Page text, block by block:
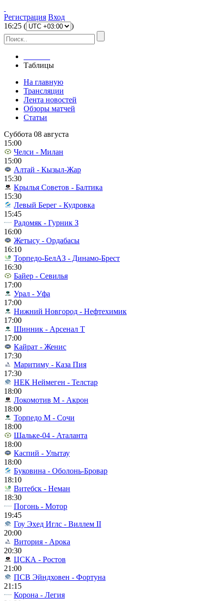
Регистрация Вход
16:25 ( )
Таблицы
На главную
Трансляции
Лента новостей
Обзоры матчей
Статьи
Суббота 08 августа
15:00
Челси - Милан
15:00
Алтай - Кызыл-Жар
15:30
Крылья Советов - Балтика
15:30
Левый Берег - Кудровка
15:45
Радомяк - Гурник З
16:00
Жетысу - Ордабасы
16:10
Торпедо-БелАЗ - Динамо-Брест
16:30
Байер - Севилья
17:00
Урал - Уфа
17:00
Нижний Новгород - Нефтехимик
17:00
Шинник - Арсенал Т
17:00
Кайрат - Женис
17:30
Маритиму - Каза Пия
17:30
НЕК Неймеген - Телстар
18:00
Локомотив М - Акрон
18:00
Торпедо М - Сочи
18:00
Шальке-04 - Аталанта
18:00
Каспий - Улытау
18:00
Буковина - Оболонь-Бровар
18:10
Витебск - Неман
18:30
Погонь - Мотор
19:45
Гоу Эхед Иглс - Виллем II
20:00
Витория - Арока
20:30
ЦСКА - Ростов
21:00
ПСВ Эйндховен - Фортуна
21:15
Корона - Легия